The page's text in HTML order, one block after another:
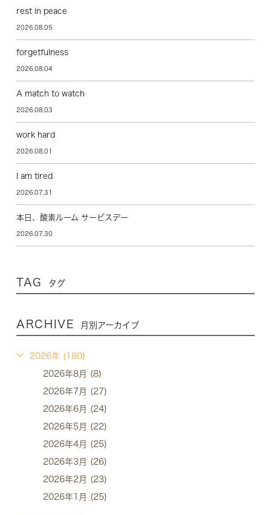
rest in peace
2026.08.05
forgetfulness
2026.08.04
A match to watch
2026.08.03
work hard
2026.08.01
I am tired
2026.07.31
本日、酸素ルーム サービスデー
2026.07.30
TAG タグ
ARCHIVE 月別アーカイブ
2026年 (180)
2026年8月 (8)
2026年7月 (27)
2026年6月 (24)
2026年5月 (22)
2026年4月 (25)
2026年3月 (26)
2026年2月 (23)
2026年1月 (25)